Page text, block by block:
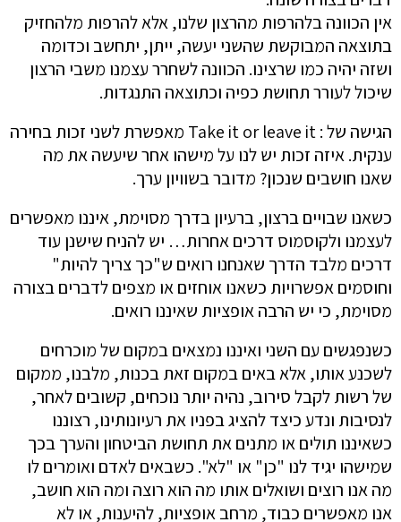
אין הכוונה בלהרפות מהרצון שלנו, אלא להרפות מלהחזיק
בתוצאה המבוקשת שהשני יעשה, ייתן, יתחשב וכדומה
ושזה יהיה כמו שרצינו. הכוונה לשחרר עצמנו משבי הרצון
שיכול לעורר תחושת כפיה וכתוצאה התנגדות.
הגישה של : Take it or leave it מאפשרת לשני זכות בחירה
ענקית. איזה זכות יש לנו על מישהו אחר שיעשה את מה
שאנו חושבים שנכון? מדובר בשוויון ערך.
כשאנו שבויים ברצון, ברעיון בדרך מסוימת, איננו מאפשרים
לעצמנו ולקוסמוס דרכים אחרות… יש להניח שישנן עוד
דרכים מלבד הדרך שאנחנו רואים ש"כך צריך להיות"
וחוסמים אפשרויות כשאנו אוחזים או מצפים לדברים בצורה
מסוימת, כי יש הרבה אופציות שאיננו רואים.
כשנפגשים עם השני ואיננו נמצאים במקום של מוכרחים
לשכנע אותו, אלא באים במקום זאת בכנות, מלבנו, ממקום
של רשות לקבל סירוב, נהיה יותר נוכחים, קשובים לאחר,
לנסיבות ונדע כיצד להציג בפניו את רעיונותינו, רצוננו
כשאיננו תולים או מתנים את תחושת הביטחון והערך בכך
שמישהו יגיד לנו "כן" או "לא". כשבאים לאדם ואומרים לו
מה אנו רוצים ושואלים אותו מה הוא רוצה ומה הוא חושב,
אנו מאפשרים כבוד, מרחב אופציות, להיענות, או לא